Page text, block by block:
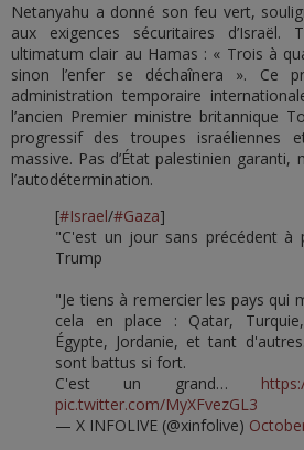
Netanyahu a donné son feu vert,
aux exigences sécuritaires
ultimatum clair au Hamas : « Trois à
sinon l’enfer se déchaînera ». Ce
administration temporaire
l’ancien Premier ministre britannique
progressif des troupes israéliennes
massive. Pas d’État palestinien
l’autodétermination.
[#Israel/#Gaza]
"C'est un jour sans précédent à
Trump
"Je tiens à remercier les pays qui
cela en place : Qatar,
Égypte, Jordanie, et tant
sont battus si fort.
C'est un grand…
pic.twitter.com/MyXFvezGL3
— X INFOLIVE (@xinfolive)